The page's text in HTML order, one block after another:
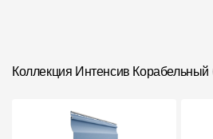
Коллекция Интенсив Ко­ра­бель­ный